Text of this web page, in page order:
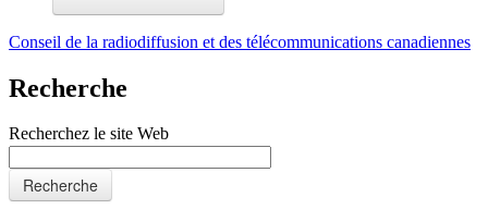
Conseil de la radiodiffusion et des télécommunications canadiennes
Recherche
Recherchez le site Web
Recherche